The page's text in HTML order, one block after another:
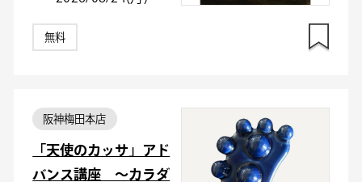
無料
阪神梅田本店
「天使のカッサ」アド
バンス講座 ～カラダ